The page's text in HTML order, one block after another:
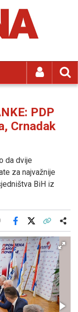
PDP
Crnadak
da dvije
za najvažnije
BiH iz
Facebook